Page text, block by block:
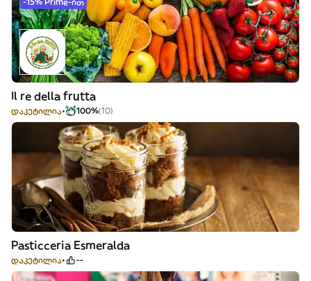
Il re della frutta
დაკეტილია 100%(10)
Pasticceria Esmeralda
დაკეტილია --